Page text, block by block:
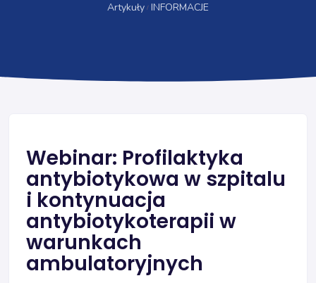
Artykuły INFORMACJE
Webinar: Profilaktyka
antybiotykowa w szpitalu
i kontynuacja
antybiotykoterapii w
warunkach
ambulatoryjnych